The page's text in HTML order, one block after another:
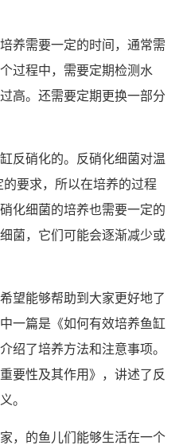
养需要一定的时间，通常需
过程中，需要定期检测水
高。还需要定期更换一部分
反硝化的。反硝化细菌对温
要求，所以在培养的过程
化细菌的培养也需要一定的
菌，它们可能会逐渐减少或
望能够帮助到大家更好地了
一篇是《如何有效培养鱼缸
绍了培养方法和注意事项。
要性及其作用》，讲述了反
。
，的鱼儿们能够生活在一个